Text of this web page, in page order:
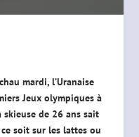
mardi, l’Uranaise
Jeux olympiques à
de 26 ans sait
soit sur les lattes ou